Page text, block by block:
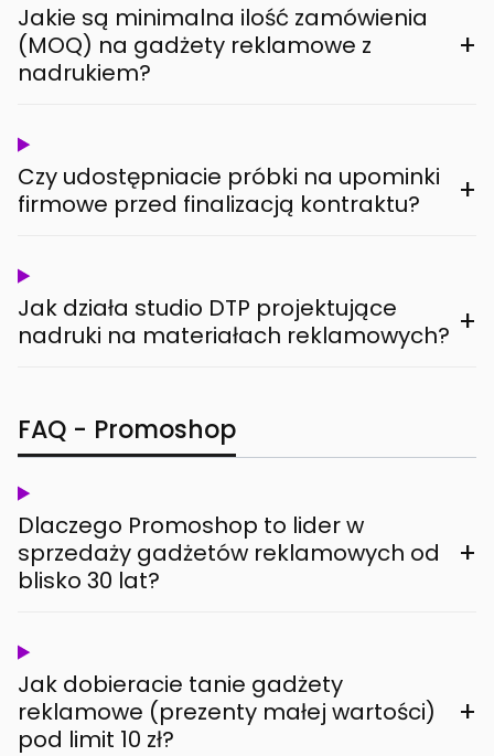
Jakie są minimalna ilość zamówienia
(MOQ) na gadżety reklamowe z
nadrukiem?
+
Czy udostępniacie próbki na upominki
firmowe przed finalizacją kontraktu?
+
Jak działa studio DTP projektujące
nadruki na materiałach reklamowych? +
FAQ - Promoshop
Dlaczego Promoshop to lider w
sprzedaży gadżetów reklamowych od
blisko 30 lat?
+
Jak dobieracie tanie gadżety
reklamowe (prezenty małej wartości)
pod limit 10 zł?
+